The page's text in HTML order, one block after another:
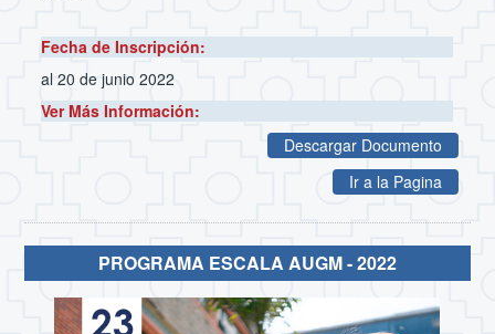
Fecha de Inscripción:
al 20 de junio 2022
Ver Más Información:
Descargar Documento
Ir a la Pagina
PROGRAMA ESCALA AUGM - 2022